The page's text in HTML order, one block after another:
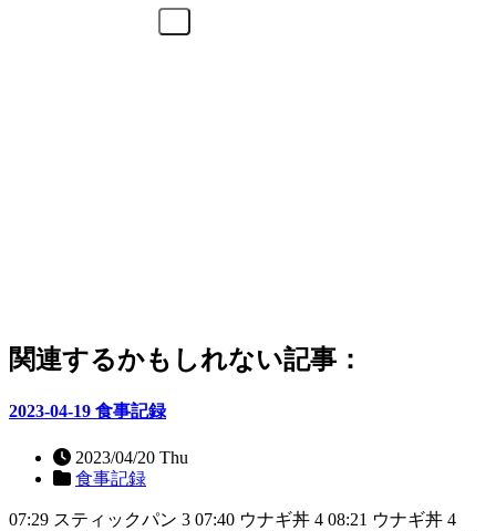
関連するかもしれない記事：
2023-04-19 食事記録
2023/04/20 Thu
食事記録
07:29 スティックパン 3 07:40 ウナギ丼 4 08:21 ウナギ丼 4